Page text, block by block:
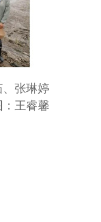
张琳婷
：王睿馨